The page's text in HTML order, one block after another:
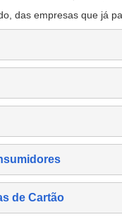
das empresas que já
de Cartão